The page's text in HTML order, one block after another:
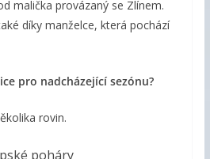
malička provázaný se Zlínem.
díky manželce, která pochází
pro nadcházející sezónu?
rovin.
poháry